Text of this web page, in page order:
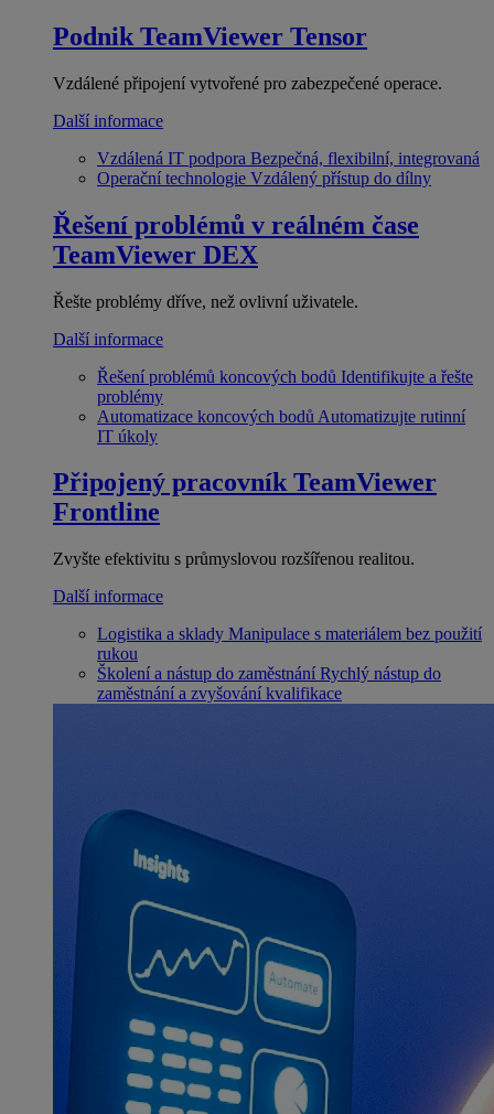
Podnik TeamViewer Tensor
Vzdálené připojení vytvořené pro zabezpečené operace.
Další informace
Vzdálená IT podpora Bezpečná, flexibilní, integrovaná
Operační technologie Vzdálený přístup do dílny
Řešení problémů v reálném čase
TeamViewer DEX
Řešte problémy dříve, než ovlivní uživatele.
Další informace
Řešení problémů koncových bodů Identifikujte a řešte
problémy
Automatizace koncových bodů Automatizujte rutinní
IT úkoly
Připojený pracovník TeamViewer
Frontline
Zvyšte efektivitu s průmyslovou rozšířenou realitou.
Další informace
Logistika a sklady Manipulace s materiálem bez použití
rukou
Školení a nástup do zaměstnání Rychlý nástup do
zaměstnání a zvyšování kvalifikace